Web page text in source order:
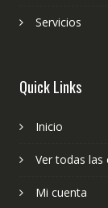
Servicios
Quick Links
Inicio
Ver todas las
Mi cuenta